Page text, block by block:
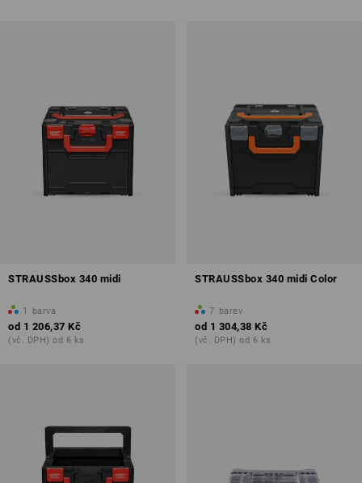
STRAUSSbox 340 midi
1 barva
od 1 206,37 Kč
(vč. DPH) od 6 ks
STRAUSSbox 340 midi Color
7 barev
od 1 304,38 Kč
(vč. DPH) od 6 ks